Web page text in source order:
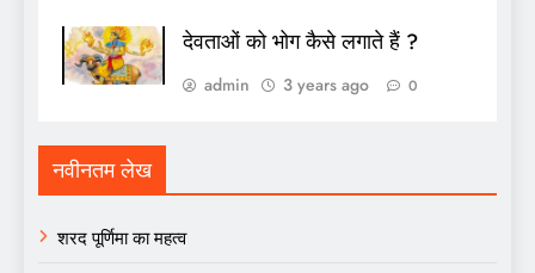
देवताओं को भोग कैसे लगाते हैं ?
admin 3 years ago 0
नवीनतम लेख
शरद पूर्णिमा का महत्व